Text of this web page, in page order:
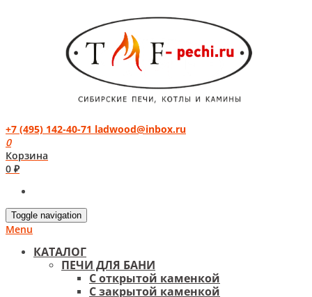
+7 (495) 142-40-71 ladwood@inbox.ru
0
Корзина
0 ₽
Toggle navigation
Menu
КАТАЛОГ
ПЕЧИ ДЛЯ БАНИ
С открытой каменкой
С закрытой каменкой